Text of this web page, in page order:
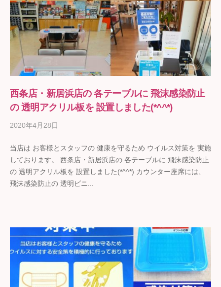
西条店・新居浜店の 各テーブルに 飛沫感染防止
の 透明アクリル板を 設置しました(*^^*)
2020年4月28日
ギ
フ
ト
の
当店は お客様とスタッフの 健康を守るため ウイルス対策を 実施
しております。 西条店・新居浜店の 各テーブルに 飛沫感染防止
の 透明アクリル板を 設置しました(*^^*) カウンター座席には、
飛沫感染防止の 透明ビニ...